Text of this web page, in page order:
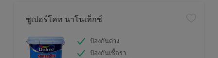
ซูเปอร์โคท นาโนเท็กซ์
ป้องกันด่าง
ป้องกันเชื้อรา